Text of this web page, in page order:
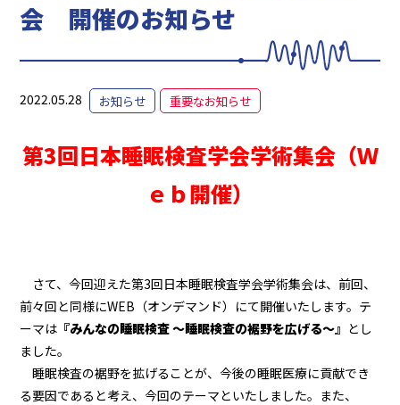
会 開催のお知らせ
2022.05.28 お知らせ 重要なお知らせ
第3回日本睡眠検査学会学術集会（Ｗ
ｅｂ開催）
さて、今回迎えた第3回日本睡眠検査学会学術集会は、前回、
前々回と同様にWEB （オンデマンド）にて開催いたします。テ
ーマは 『みんなの睡眠検査 ～睡眠検査の裾野を広げる～』 とし
ました。
睡眠検査の裾野を拡げることが、今後の睡眠医療に貢献でき
る要因であると考え、今回のテーマといたしました。また、